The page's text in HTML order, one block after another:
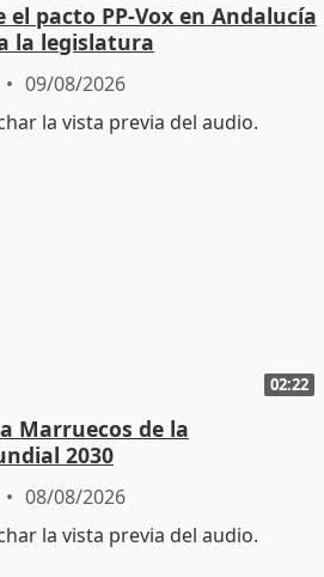
el pacto PP-Vox en Andalucía
la legislatura
09/08/2026
02:22
Marruecos de la
2030
08/08/2026